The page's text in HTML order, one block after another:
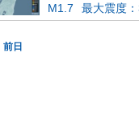
M1.7
最大震度
前日